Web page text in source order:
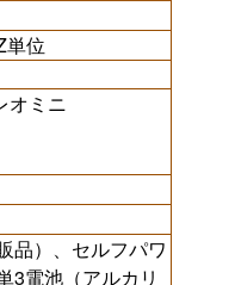
単位
オミニ
品）、セルフパワ
3電池（アルカリ